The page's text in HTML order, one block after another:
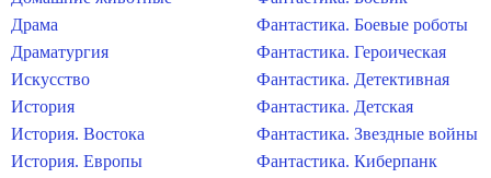
Драма
Драматургия
Искусство
История
История. Востока
История. Европы
Фантастика. Боевые роботы
Фантастика. Героическая
Фантастика. Детективная
Фантастика. Детская
Фантастика. Звездные войны
Фантастика. Киберпанк